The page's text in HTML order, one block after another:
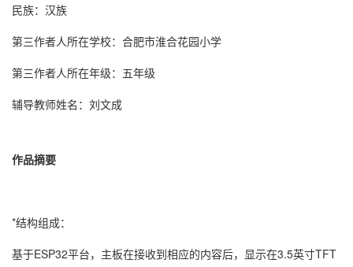
民族：汉族
第三作者人所在学校：合肥市淮合花园小学
第三作者人所在年级：五年级
辅导教师姓名：刘文成
作品摘要
*结构组成：
基于ESP32平台，主板在接收到相应的内容后，显示在3.5英寸TFT